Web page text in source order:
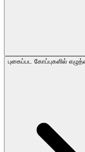
புகைப்பட கோப்புகளில்